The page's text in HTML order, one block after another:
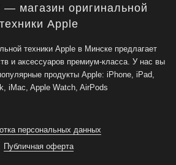
— магазин оригинальной
техники Apple
техники Apple в Минске предлагает
и аксессуаров премиум-класса. У нас вы
продукты Apple: iPhone, iPad,
iMac, Apple Watch, AirPods
персональных данных
Публичная оферта